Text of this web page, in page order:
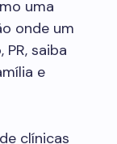
uma
onde um
saiba
e
clínicas